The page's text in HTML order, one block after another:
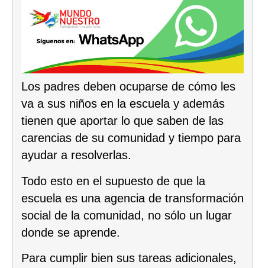
Los padres deben ocuparse de cómo les
va a sus niños en la escuela y además
tienen que aportar lo que saben de las
carencias de su comunidad y tiempo para
ayudar a resolverlas.
Todo esto en el supuesto de que la
escuela es una agencia de transformación
social de la comunidad, no sólo un lugar
donde se aprende.
Para cumplir bien sus tareas adicionales,